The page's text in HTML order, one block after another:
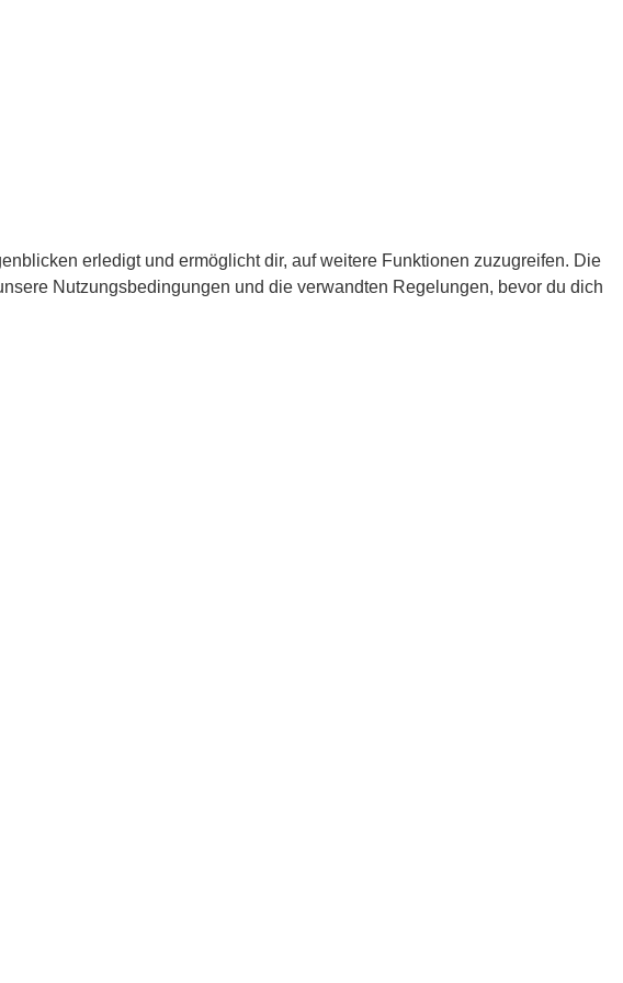
erledigt und ermöglicht dir, auf weitere Funktionen zuzugreifen. Die
Nutzungsbedingungen und die verwandten Regelungen, bevor du dich